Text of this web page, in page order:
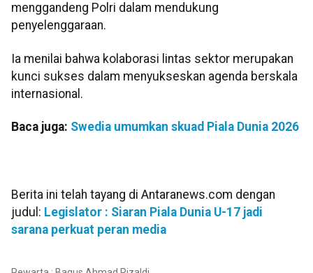
menggandeng Polri dalam mendukung
penyelenggaraan.
Ia menilai bahwa kolaborasi lintas sektor merupakan
kunci sukses dalam menyukseskan agenda berskala
internasional.
Baca juga: Swedia umumkan skuad Piala Dunia 2026
Berita ini telah tayang di Antaranews.com dengan
judul: Legislator : Siaran Piala Dunia U-17 jadi
sarana perkuat peran media